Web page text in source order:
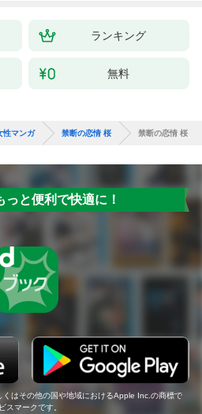
ランキング
無料
性マンガ 禁断の恋情 桜 禁断の恋情 桜
っと便利で快適に！
はその他の国や地域におけるApple Inc.の商標で
マークです。